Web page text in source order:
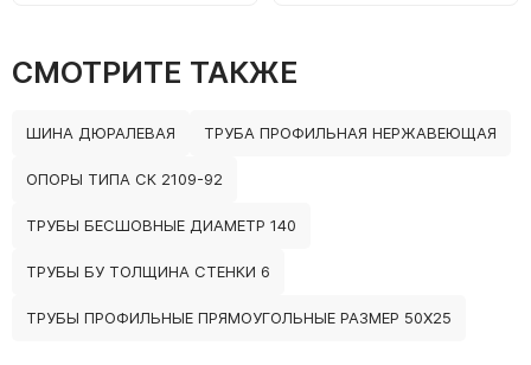
СМОТРИТЕ ТАКЖЕ
ШИНА ДЮРАЛЕВАЯ ТРУБА ПРОФИЛЬНАЯ НЕРЖАВЕЮЩАЯ
ОПОРЫ ТИПА СК 2109-92
ТРУБЫ БЕСШОВНЫЕ ДИАМЕТР 140
ТРУБЫ БУ ТОЛЩИНА СТЕНКИ 6
ТРУБЫ ПРОФИЛЬНЫЕ ПРЯМОУГОЛЬНЫЕ РАЗМЕР 50Х25